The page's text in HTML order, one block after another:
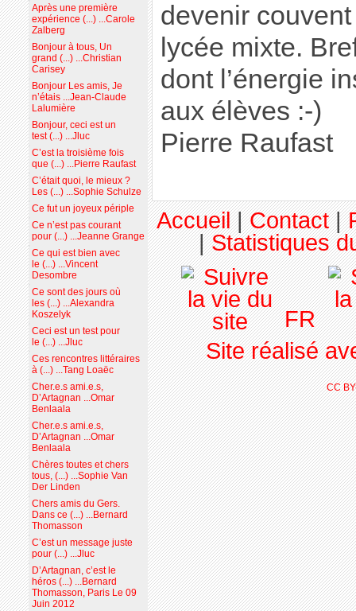
devenir
lycée mixte.
dont l’énergie
aux élèves :-)
Pierre Raufast
Après une première
expérience (...) ...Carole
Zalberg
Bonjour à tous, Un
grand (...) ...Christian
Carisey
Bonjour Les amis, Je
n’étais ...Jean-Claude
Lalumière
Bonjour, ceci est un
test (...) ...Jluc
C’est la troisième fois
que (...) ...Pierre Raufast
C’était quoi, le mieux ?
Les (...) ...Sophie Schulze
Ce fut un joyeux périple
Ce n’est pas courant
pour (...) ...Jeanne Grange
Ce qui est bien avec
le (...) ...Vincent
Desombre
Ce sont des jours où
les (...) ...Alexandra
Koszelyk
Ceci est un test pour
le (...) ...Jluc
Ces rencontres littéraires
à (...) ...Tang Loaëc
Cher.e.s ami.e.s,
D’Artagnan ...Omar
Benlaala
Cher.e.s ami.e.s,
D’Artagnan ...Omar
Benlaala
Chères toutes et chers
tous, (...) ...Sophie Van
Der Linden
Chers amis du Gers.
Dans ce (...) ...Bernard
Thomasson
C’est un message juste
pour (...) ...Jluc
D’Artagnan, c’est le
héros (...) ...Bernard
Thomasson, Paris Le 09
Juin 2012
Accueil|Contact|
|Statistiques
FR
Site réalisé
CC